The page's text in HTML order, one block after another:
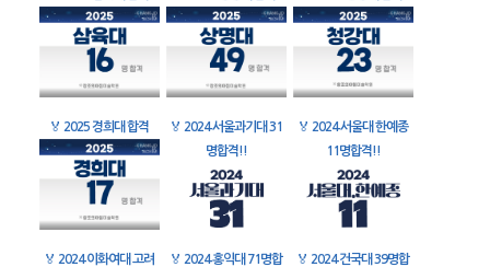
🏅 2025 경희대 합격 🏅 2024 서울과기대 31
명합격!!
🏅 2024 서울대 한예종
11명합격!!
🏅 2024 이화여대 고려
🏅 2024 홍익대 71명합
🏅 2024 건국대 39명합